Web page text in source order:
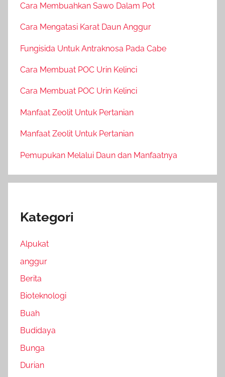
Cara Membuahkan Sawo Dalam Pot
Cara Mengatasi Karat Daun Anggur
Fungisida Untuk Antraknosa Pada Cabe
Cara Membuat POC Urin Kelinci
Cara Membuat POC Urin Kelinci
Manfaat Zeolit Untuk Pertanian
Manfaat Zeolit Untuk Pertanian
Pemupukan Melalui Daun dan Manfaatnya
Kategori
Alpukat
anggur
Berita
Bioteknologi
Buah
Budidaya
Bunga
Durian